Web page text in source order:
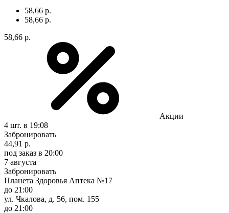
58,66 р.
58,66 р.
58,66 р.
Акции
4 шт. в 19:08
Забронировать
44,91 р.
под заказ в 20:00
7 августа
Забронировать
Планета Здоровья Аптека №17
до 21:00
ул. Чкалова, д. 56, пом. 155
до 21:00